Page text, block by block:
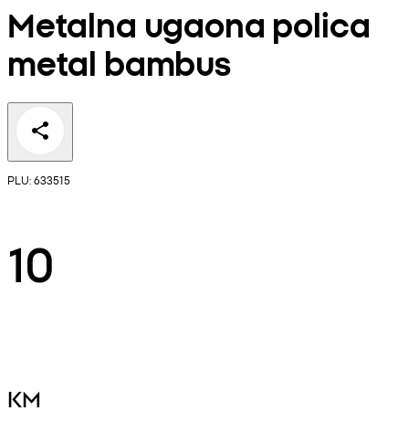
Metalna ugaona polica
metal bambus
PLU: 633515
10
KM